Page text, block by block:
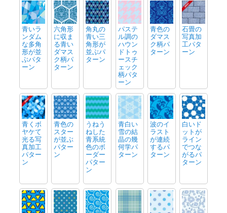
青いラ
ンダム
な多角
形が並
ぶパタ
ーン
六角形
に収ま
る青い
ダマス
ク柄パ
ターン
角丸の
青い三
角形が
並ぶパ
ターン
パステ
ル調の
ハウン
ドトゥ
ースチ
ェック
柄パタ
ーン
青色の
ダマス
ク柄パ
ターン
石畳の
写真加
工パタ
ーン
青くボ
ヤケて
光る写
真加工
パター
ン
青色の
スター
が並ぶ
パター
ン
うねう
ねした
青系統
色のボ
ーダー
パター
ン
青白い
雪の結
晶の幾
何学パ
ターン
波のイ
ラスト
が連続
するパ
ターン
白いド
ットが
ライン
でつな
がるパ
ターン